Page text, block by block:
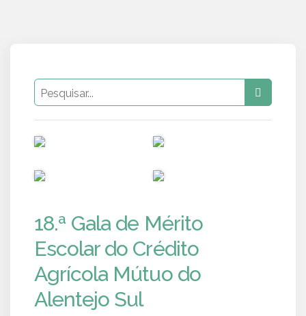
18.ª Gala de Mérito
Escolar do Crédito
Agrícola Mútuo do
Alentejo Sul